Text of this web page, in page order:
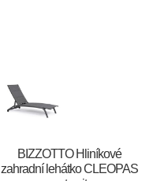
BIZZOTTO Hliníkové
zahradní lehátko CLEOPAS